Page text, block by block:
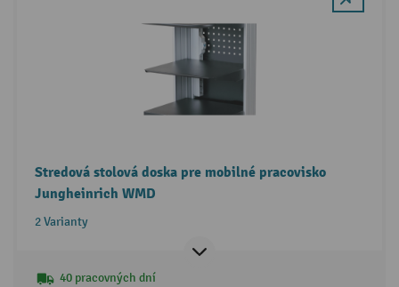
Stredová stolová doska pre mobilné pracovisko
Jungheinrich WMD
2 Varianty
40 pracovných dní